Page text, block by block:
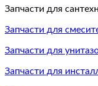
Запчасти для
Запчасти для
Запчасти для
Запчасти для